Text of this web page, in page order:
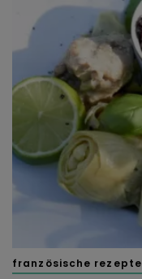
französische rezepte